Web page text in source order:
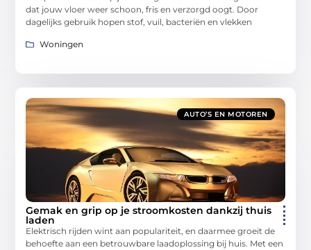
dat jouw vloer weer schoon, fris en verzorgd oogt. Door
dagelijks gebruik hopen stof, vuil, bacteriën en vlekken
Woningen
AUTO’S EN MOTOREN
Gemak en grip op je stroomkosten dankzij thuis
laden
Elektrisch rijden wint aan populariteit, en daarmee groeit de
behoefte aan een betrouwbare laadoplossing bij huis. Met een